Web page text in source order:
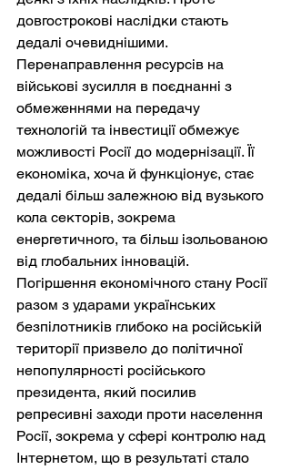
довгострокові наслідки стають
дедалі очевиднішими.
Перенаправлення ресурсів на
військові зусилля в поєднанні з
обмеженнями на передачу
технологій та інвестиції обмежує
можливості Росії до модернізації. Її
економіка, хоча й функціонує, стає
дедалі більш залежною від вузького
кола секторів, зокрема
енергетичного, та більш ізольованою
від глобальних інновацій.
Погіршення економічного стану Росії
разом з ударами українських
безпілотників глибоко на російській
території призвело до політичної
непопулярності російського
президента, який посилив
репресивні заходи проти населення
Росії, зокрема у сфері контролю над
Інтернетом, що в результаті стало